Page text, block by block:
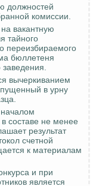
должностей
комиссии.
вакантную
тайного
переизбираемого
бюллетеня
заведения.
вычеркиванием
в урну
составе не менее
результат
счетной
к материалам
и при
является